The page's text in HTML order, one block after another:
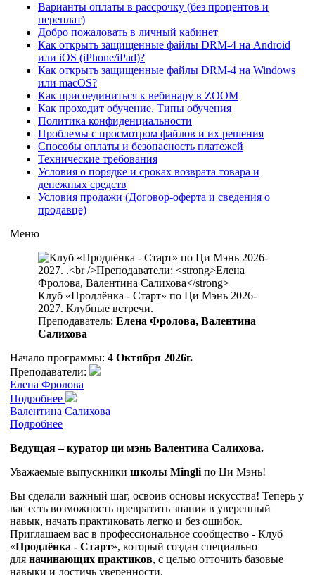
Варианты оплаты в рассрочку (без процентов и
переплат)
Добро пожаловать в личный кабинет
Как открыть защищенные файлы DRM-4 на Android
или iOS (iPhone/iPad)?
Как открыть защищенные файлы DRM-4 на Windows
или macOS?
Как присоединиться к вебинару в ZOOM
Как проходит обучение. Типы обучения
Политика конфиденциальности
Проблемы с просмотром файлов и их решения
Способы оплаты и безопасность платежей
Технические требования
Условия о порядке и сроках возврата товара и
денежных средств
Условия продажи (Договор-оферта и сведения о
продавце)
Меню
Клуб «Продлёнка - Старт» по Ци Мэнь 2026-
2027. Клубные встречи.
Преподаватель: Елена Фролова, Валентина
Салихова
Начало программы: 4 Октября 2026г.
Преподаватели:
Елена Фролова
Подробнее
Валентина Салихова
Подробнее
Ведущая – куратор ци мэнь Валентина Салихова.
Уважаемые выпускники школы Mingli по Ци Мэнь!
Вы сделали важный шаг, освоив основы искусства! Теперь у
вас есть возможность превратить знания в уверенный
навык, начать практиковать легко и без ошибок.
Приглашаем вас в профессиональное сообщество - Клуб
«Продлёнка - Старт», который создан специально
для начинающих практиков, с целью отточить базовые
навыки и достичь уверенности.